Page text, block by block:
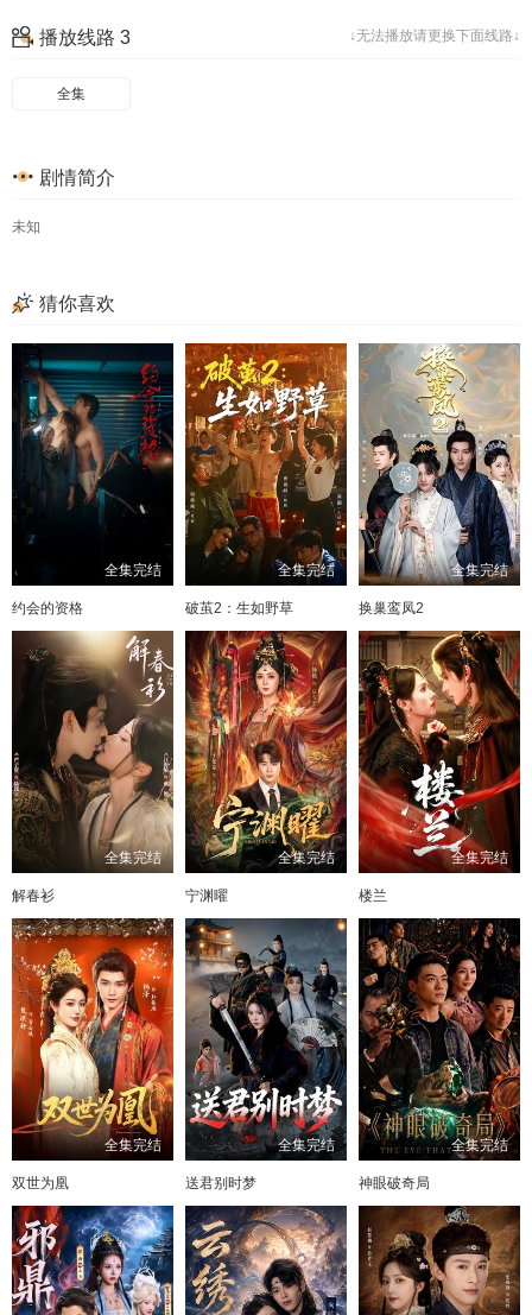
77
37
41
49
65 66 67 68
69 70 71 72
73 74 75 76
77 78 79 80
↓无法播放请更换下面线路↓
播放线路 3
全集
剧情简介
未知
猜你喜欢
全集完结
约会的资格
全集完结
破茧2：生如野草
全集完结
换巢鸾凤2
全集完结
解春衫
全集完结
宁渊曜
全集完结
楼兰
全集完结
双世为凰
全集完结
送君别时梦
全集完结
神眼破奇局